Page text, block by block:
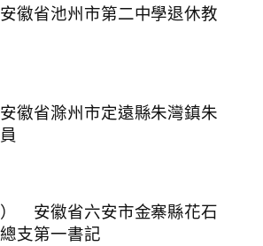
省池州市第二中學退休教
省滁州市定遠縣朱灣鎮朱
安徽省六安市金寨縣花石
支第一書記